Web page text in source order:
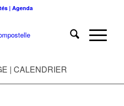
| Agenda
| CALENDRIER